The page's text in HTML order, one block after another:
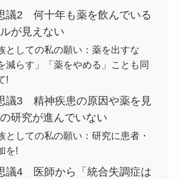
議2 何十年も薬を飲んでいる
が見えない
としての私の願い：薬を出すな
減らす」「薬をやめる」ことも同
!
議3 精神疾患の原因や薬を見
研究が進んでいない
としての私の願い：研究に患者・
を!
議4 医師から「統合失調症は